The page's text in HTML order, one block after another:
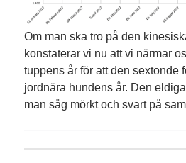
Om man ska tro på den
konstaterar vi nu att vi närmar
tuppens år för att den sextonde
jordnära hundens år. Den
man såg mörkt och svart på